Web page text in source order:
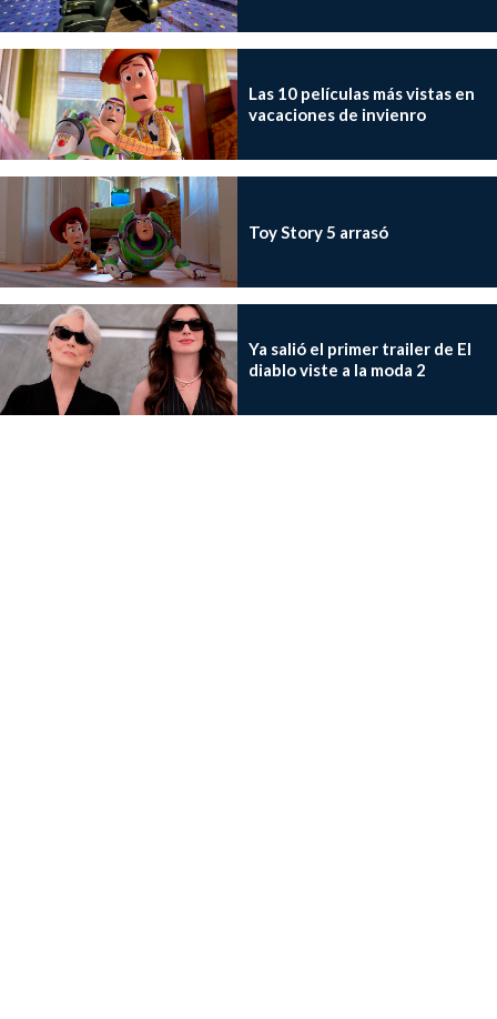
Las 10 películas más vistas en
vacaciones de invienro
Toy Story 5 arrasó
Ya salió el primer trailer de El
diablo viste a la moda 2